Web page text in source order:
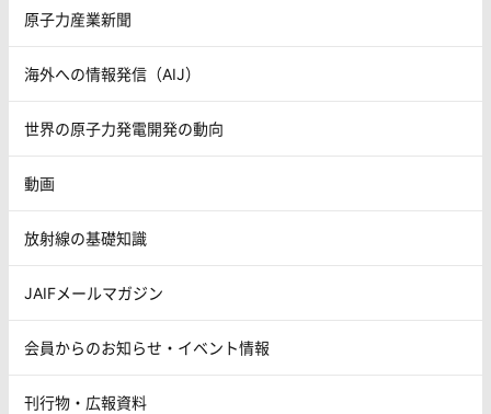
原子力産業新聞
海外への情報発信（AIJ）
世界の原子力発電開発の動向
動画
放射線の基礎知識
JAIFメールマガジン
会員からのお知らせ・イベント情報
刊行物・広報資料